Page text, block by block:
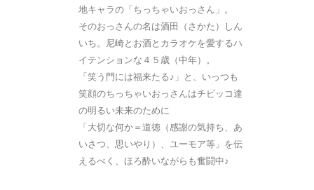
地キャラの「ちっちゃいおっさん」。
そのおっさんの名は酒田（さかた）しん
いち。尼崎とお酒とカラオケを愛するハ
イテンションな４５歳（中年）。
「笑う門には福来たる♪」と、いっつも
笑顔のちっちゃいおっさんはチビッコ達
の明るい未来のために
「大切な何か＝道徳（感謝の気持ち、あ
いさつ、思いやり）、ユーモア等」を伝
えるべく、ほろ酔いながらも奮闘中♪